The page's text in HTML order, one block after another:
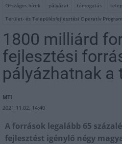
Országos hírek pályázat támogatás
Terület- és Településfejlesztési Operatív Program
1800 milliárd
fejlesztési
pályázhatnak a
MTI
2021.11.02. 14:40
A források legalább 65
fejlesztést igénylő négy